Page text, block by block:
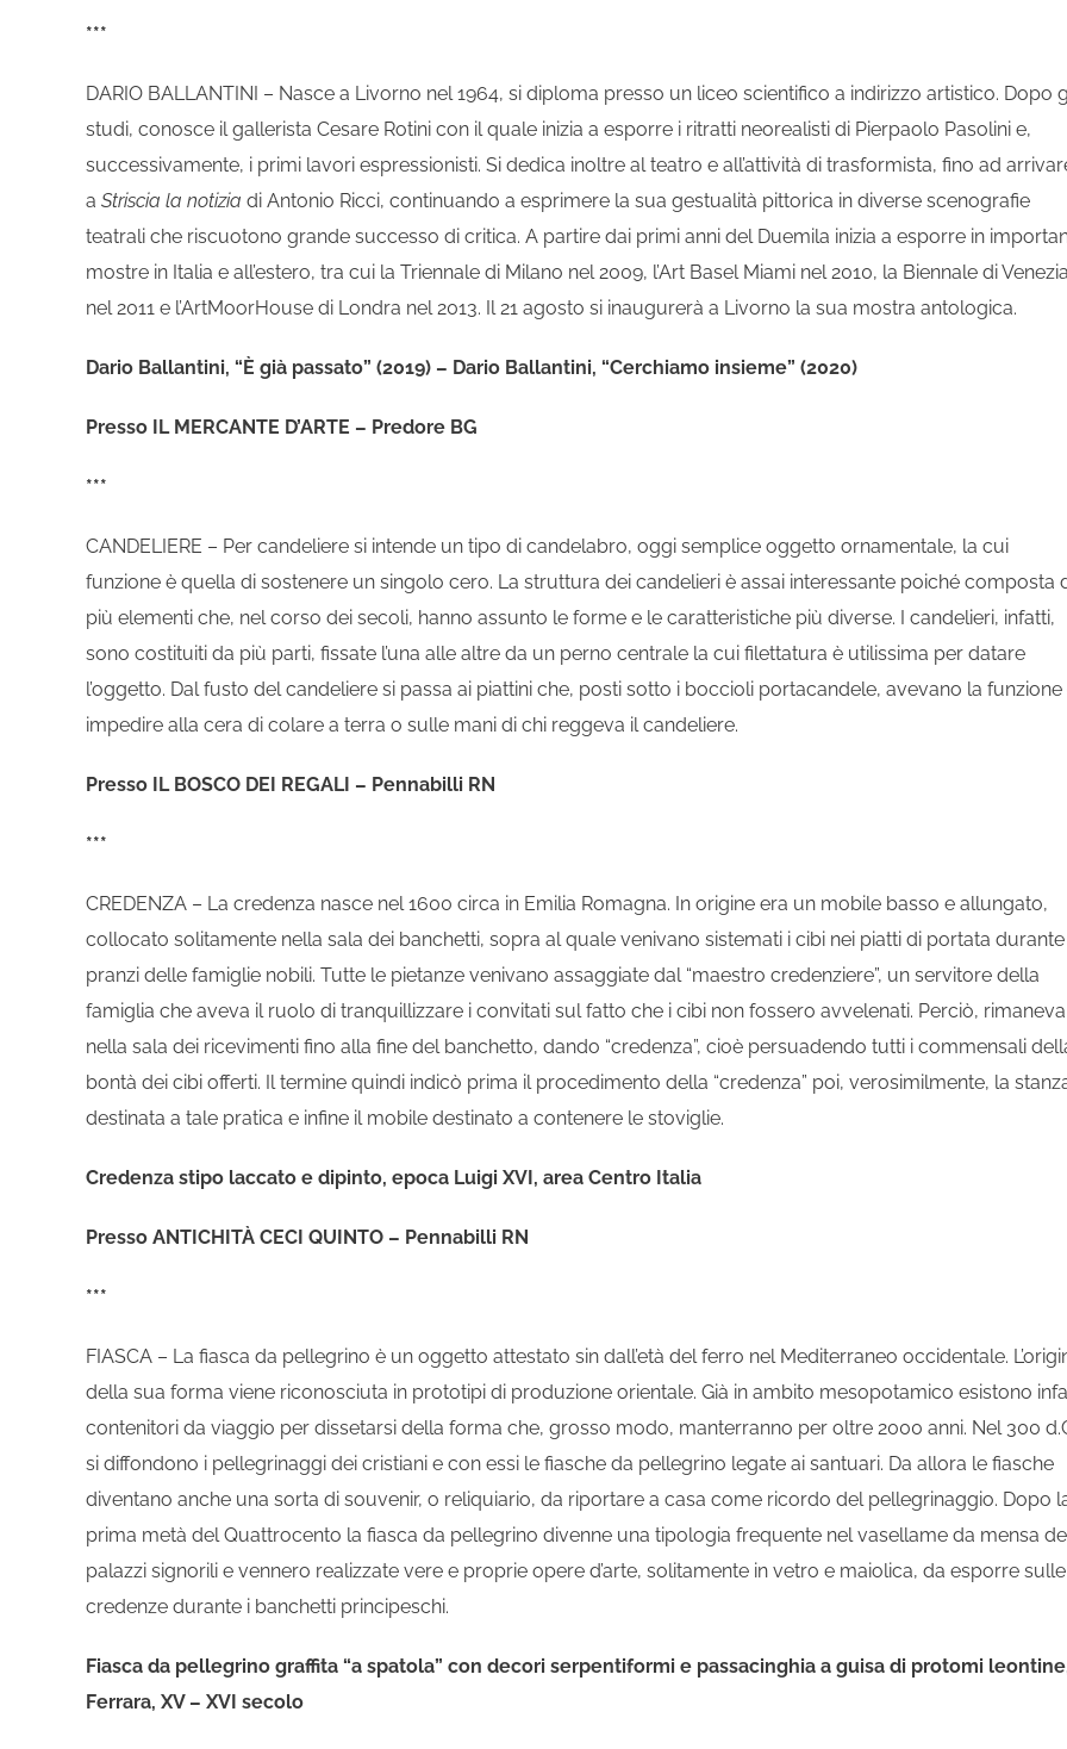
***
DARIO BALLANTINI – Nasce a Livorno nel 1964, si diploma presso un liceo scientifico a indirizzo artistico. Dopo
studi, conosce il gallerista Cesare Rotini con il quale inizia a esporre i ritratti neorealisti di Pierpaolo Pasolini e,
successivamente, i primi lavori espressionisti. Si dedica inoltre al teatro e all’attività di trasformista, fino ad
a Striscia la notizia di Antonio Ricci, continuando a esprimere la sua gestualità pittorica in diverse scenografie
teatrali che riscuotono grande successo di critica. A partire dai primi anni del Duemila inizia a esporre in
mostre in Italia e all’estero, tra cui la Triennale di Milano nel 2009, l’Art Basel Miami nel 2010, la Biennale di Venezia
nel 2011 e l’ArtMoorHouse di Londra nel 2013. Il 21 agosto si inaugurerà a Livorno la sua mostra antologica.
Dario Ballantini, “È già passato” (2019) – Dario Ballantini, “Cerchiamo insieme” (2020)
Presso IL MERCANTE D’ARTE – Predore BG
***
CANDELIERE – Per candeliere si intende un tipo di candelabro, oggi semplice oggetto ornamentale, la cui
funzione è quella di sostenere un singolo cero. La struttura dei candelieri è assai interessante poiché composta
più elementi che, nel corso dei secoli, hanno assunto le forme e le caratteristiche più diverse. I candelieri, infatti,
sono costituiti da più parti, fissate l’una alle altre da un perno centrale la cui filettatura è utilissima per datare
l’oggetto. Dal fusto del candeliere si passa ai piattini che, posti sotto i boccioli portacandele, avevano la funzione
impedire alla cera di colare a terra o sulle mani di chi reggeva il candeliere.
Presso IL BOSCO DEI REGALI – Pennabilli RN
***
CREDENZA – La credenza nasce nel 1600 circa in Emilia Romagna. In origine era un mobile basso e allungato,
collocato solitamente nella sala dei banchetti, sopra al quale venivano sistemati i cibi nei piatti di portata durante
pranzi delle famiglie nobili. Tutte le pietanze venivano assaggiate dal “maestro credenziere”, un servitore della
famiglia che aveva il ruolo di tranquillizzare i convitati sul fatto che i cibi non fossero avvelenati. Perciò, rimaneva
nella sala dei ricevimenti fino alla fine del banchetto, dando “credenza”, cioè persuadendo tutti i commensali
bontà dei cibi offerti. Il termine quindi indicò prima il procedimento della “credenza” poi, verosimilmente, la
destinata a tale pratica e infine il mobile destinato a contenere le stoviglie.
Credenza stipo laccato e dipinto, epoca Luigi XVI, area Centro Italia
Presso ANTICHITÀ CECI QUINTO – Pennabilli RN
***
FIASCA – La fiasca da pellegrino è un oggetto attestato sin dall’età del ferro nel Mediterraneo occidentale.
della sua forma viene riconosciuta in prototipi di produzione orientale. Già in ambito mesopotamico esistono
contenitori da viaggio per dissetarsi della forma che, grosso modo, manterranno per oltre 2000 anni. Nel 300
si diffondono i pellegrinaggi dei cristiani e con essi le fiasche da pellegrino legate ai santuari. Da allora le fiasche
diventano anche una sorta di souvenir, o reliquiario, da riportare a casa come ricordo del pellegrinaggio. Dopo
prima metà del Quattrocento la fiasca da pellegrino divenne una tipologia frequente nel vasellame da mensa
palazzi signorili e vennero realizzate vere e proprie opere d’arte, solitamente in vetro e maiolica, da esporre sulle
credenze durante i banchetti principeschi.
Fiasca da pellegrino graffita “a spatola” con decori serpentiformi e passacinghia a guisa di protomi
Ferrara, XV – XVI secolo